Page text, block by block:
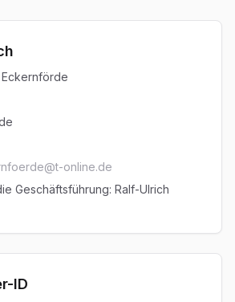
online.de
Geschäftsführung: Ralf-Ulrich
ID